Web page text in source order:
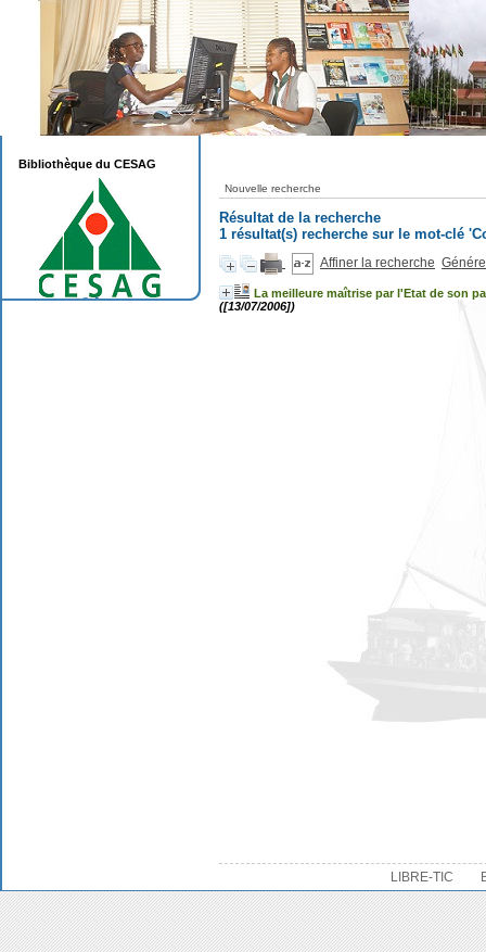
Nouvelle recherche
Résultat de la recherche
1 résultat(s) recherche sur le mot-clé
Affiner la recherche
La meilleure maîtrise par l'Etat de son
([13/07/2006])
LIBRE-TIC
Bibliothèque du CESAG